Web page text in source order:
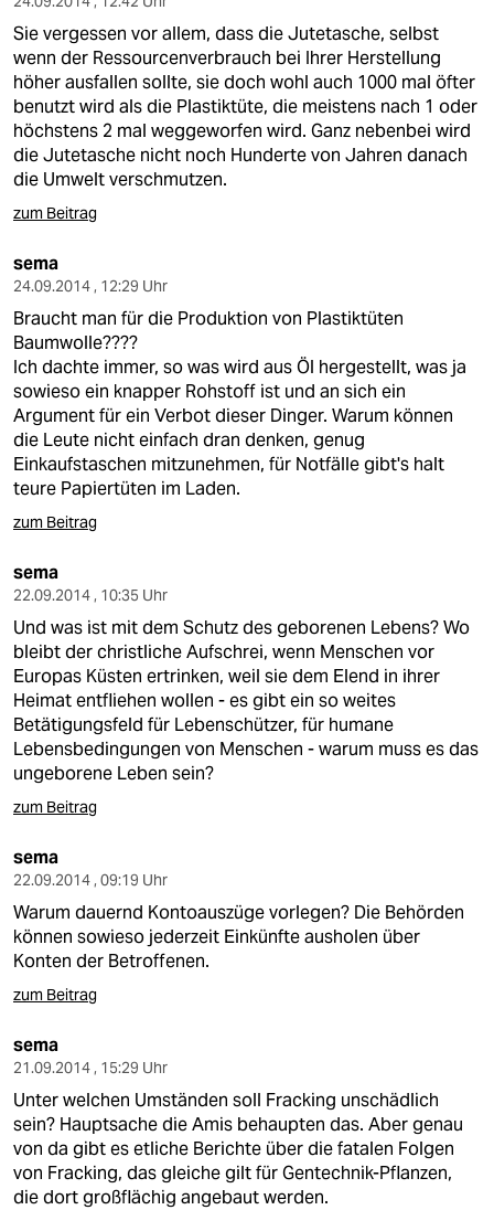
Sie vergessen vor allem, dass die Jutetasche, selbst
wenn der Ressourcenverbrauch bei Ihrer Herstellung
höher ausfallen sollte, sie doch wohl auch 1000 mal öfter
benutzt wird als die Plastiktüte, die meistens nach 1 oder
höchstens 2 mal weggeworfen wird. Ganz nebenbei wird
die Jutetasche nicht noch Hunderte von Jahren danach
die Umwelt verschmutzen.
zum Beitrag
sema
24.09.2014 , 12:29 Uhr
Braucht man für die Produktion von Plastiktüten
Baumwolle????
Ich dachte immer, so was wird aus Öl hergestellt, was ja
sowieso ein knapper Rohstoff ist und an sich ein
Argument für ein Verbot dieser Dinger. Warum können
die Leute nicht einfach dran denken, genug
Einkaufstaschen mitzunehmen, für Notfälle gibt's halt
teure Papiertüten im Laden.
zum Beitrag
sema
22.09.2014 , 10:35 Uhr
Und was ist mit dem Schutz des geborenen Lebens? Wo
bleibt der christliche Aufschrei, wenn Menschen vor
Europas Küsten ertrinken, weil sie dem Elend in ihrer
Heimat entfliehen wollen - es gibt ein so weites
Betätigungsfeld für Lebenschützer, für humane
Lebensbedingungen von Menschen - warum muss es das
ungeborene Leben sein?
zum Beitrag
sema
22.09.2014 , 09:19 Uhr
Warum dauernd Kontoauszüge vorlegen? Die Behörden
können sowieso jederzeit Einkünfte ausholen über
Konten der Betroffenen.
zum Beitrag
sema
21.09.2014 , 15:29 Uhr
Unter welchen Umständen soll Fracking unschädlich
sein? Hauptsache die Amis behaupten das. Aber genau
von da gibt es etliche Berichte über die fatalen Folgen
von Fracking, das gleiche gilt für Gentechnik-Pflanzen,
die dort großflächig angebaut werden.